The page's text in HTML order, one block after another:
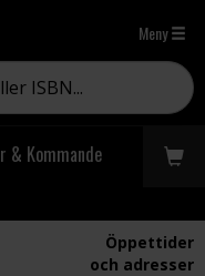
Meny
& Kommande
Öppettider
och adresser